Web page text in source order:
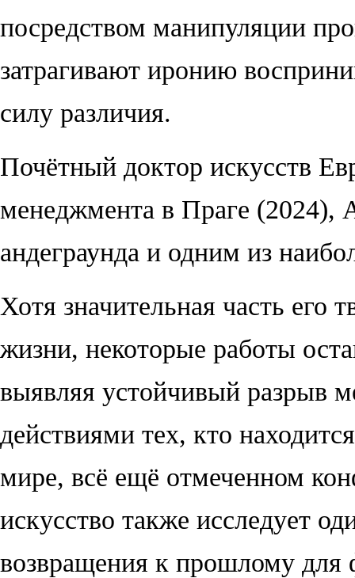
посредством манипуляции
затрагивают иронию
силу различия.
Почётный доктор искусств
менеджмента в Праге (2024),
андеграунда и одним из
Хотя значительная часть его
жизни, некоторые работы
выявляя устойчивый разрыв
действиями тех, кто
мире, всё ещё отмеченном
искусство также исследует
возвращения к прошлому для